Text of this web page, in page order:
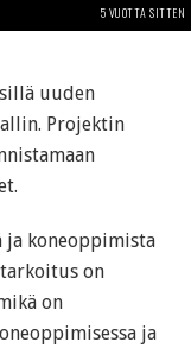
5 VUOTTA SITTEN
uuden
Projektin
ja koneoppimista
on
on
ja